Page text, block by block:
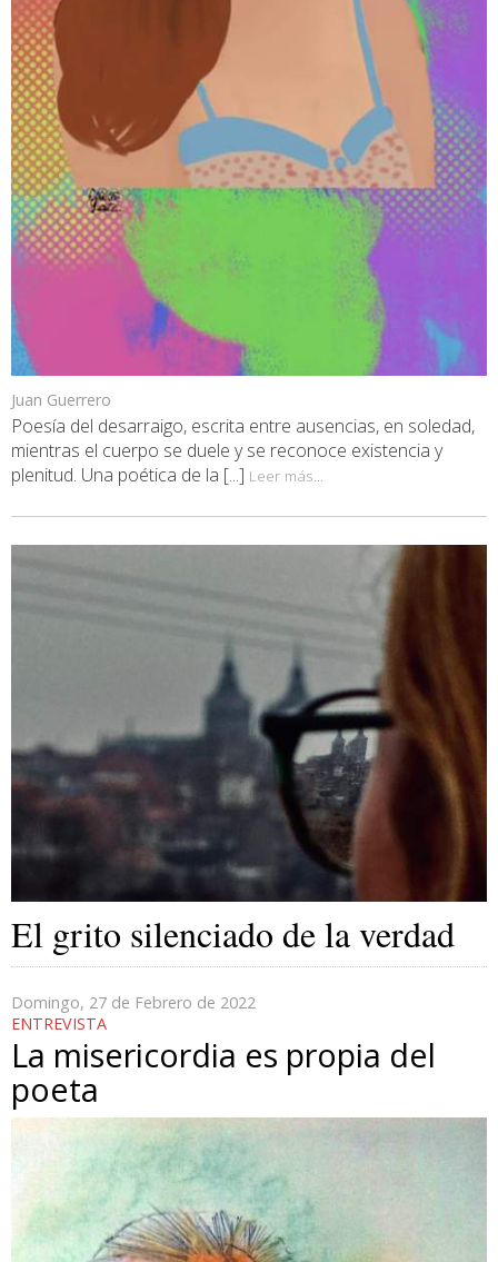
Juan Guerrero
Poesía del desarraigo, escrita entre ausencias, en soledad,
mientras el cuerpo se duele y se reconoce existencia y
plenitud. Una poética de la [...] Leer más...
El grito silenciado de la verdad
Domingo, 27 de Febrero de 2022
ENTREVISTA
La misericordia es propia del
poeta